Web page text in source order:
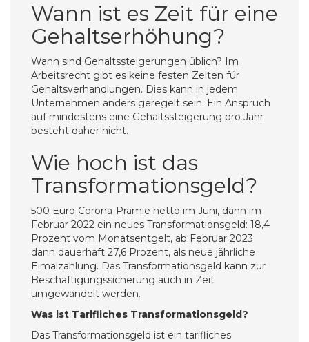
Wann ist es Zeit für eine
Gehaltserhöhung?
Wann sind Gehaltssteigerungen üblich? Im
Arbeitsrecht gibt es keine festen Zeiten für
Gehaltsverhandlungen. Dies kann in jedem
Unternehmen anders geregelt sein. Ein Anspruch
auf mindestens eine Gehaltssteigerung pro Jahr
besteht daher nicht.
Wie hoch ist das
Transformationsgeld?
500 Euro Corona-Prämie netto im Juni, dann im
Februar 2022 ein neues Transformationsgeld: 18,4
Prozent vom Monatsentgelt, ab Februar 2023
dann dauerhaft 27,6 Prozent, als neue jährliche
Eimalzahlung. Das Transformationsgeld kann zur
Beschäftigungssicherung auch in Zeit
umgewandelt werden.
Was ist Tarifliches Transformationsgeld?
Das Transformationsgeld ist ein tarifliches